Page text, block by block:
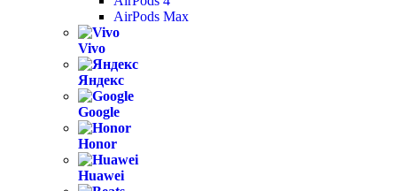
AirPods Max
Vivo
Яндекс
Google
Honor
Huawei